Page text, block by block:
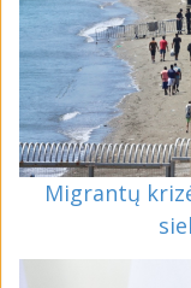
Migrantų